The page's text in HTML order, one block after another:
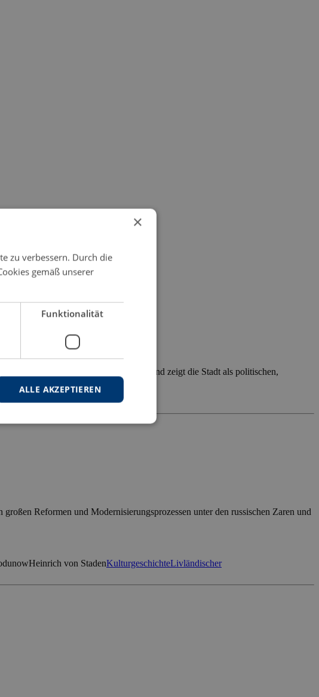
oder „maritime Handelsmacht“ und zeigt die Stadt als politischen,
sorgfältig geprüft, […]
Reformen und Modernisierungsprozessen unter den russischen Zaren und
Heinrich von StadenKulturgeschichteLivländischer
×
zu verbessern. Durch die
gemäß unserer
Funktionalität
ALLE AKZEPTIEREN